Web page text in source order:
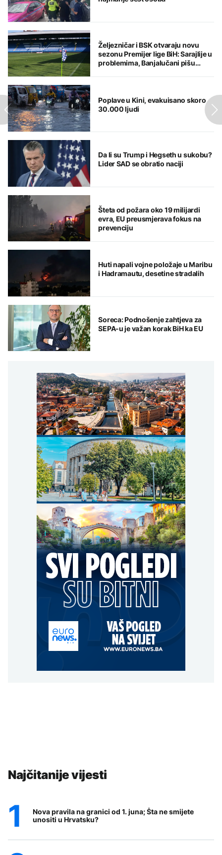
Željezničar i BSK otvaraju novu
sezonu Premijer lige BiH: Sarajlije u
problemima, Banjalučani pišu
Poplave u Kini, evakuisano skoro
30.000 ljudi
Da li su Trump i Hegseth u sukobu?
Lider SAD se obratio naciji
Šteta od požara oko 19 milijardi
evra, EU preusmjerava fokus na
prevenciju
Huti napali vojne položaje u Maribu
i Hadramautu, desetine stradalih
Soreca: Podnošenje zahtjeva za
SEPA-u je važan korak BiH ka EU
Najčitanije vijesti
Nova pravila na granici od 1. juna; Šta ne smijete
unositi u Hrvatsku?